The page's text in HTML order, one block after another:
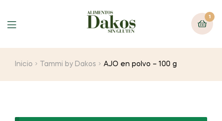
Menu
1
Inicio Tammi by Dakos AJO en polvo – 100 g